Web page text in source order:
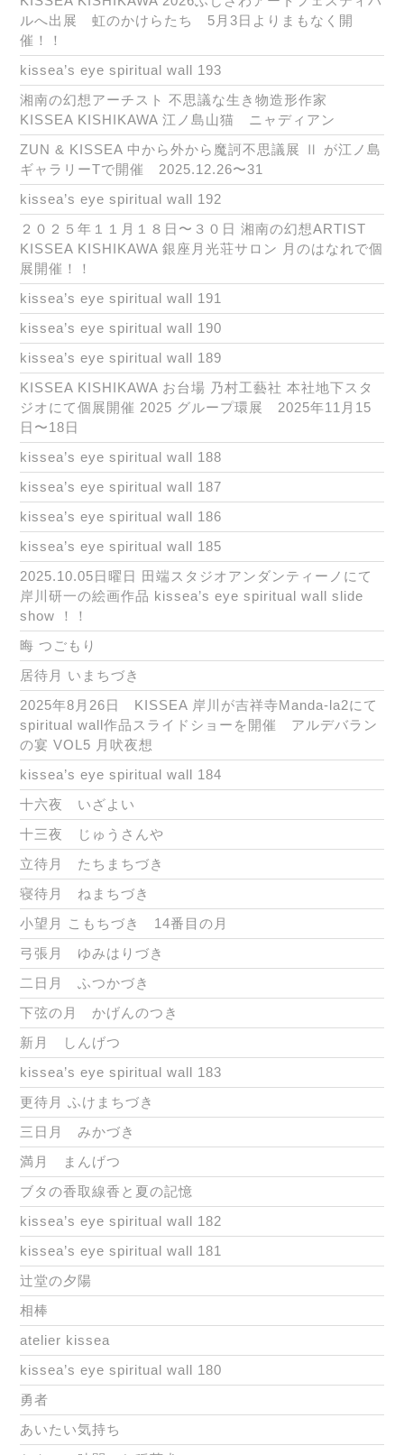
ルへ出展 虹のかけらたち 5月3日よりまもなく開
催！！
kissea’s eye spiritual wall 193
湘南の幻想アーチスト 不思議な生き物造形作家
KISSEA KISHIKAWA 江ノ島山猫 ニャディアン
ZUN & KISSEA 中から外から魔訶不思議展 Ⅱ が江ノ島
ギャラリーTで開催 2025.12.26〜31
kissea’s eye spiritual wall 192
２０２５年１１月１８日〜３０日 湘南の幻想ARTIST
KISSEA KISHIKAWA 銀座月光荘サロン 月のはなれで個
展開催！！
kissea’s eye spiritual wall 191
kissea’s eye spiritual wall 190
kissea’s eye spiritual wall 189
KISSEA KISHIKAWA お台場 乃村工藝社 本社地下スタ
ジオにて個展開催 2025 グループ環展 2025年11月15
日〜18日
kissea’s eye spiritual wall 188
kissea’s eye spiritual wall 187
kissea’s eye spiritual wall 186
kissea’s eye spiritual wall 185
2025.10.05日曜日 田端スタジオアンダンティーノにて
岸川研一の絵画作品 kissea’s eye spiritual wall slide
show ！！
晦 つごもり
居待月 いまちづき
2025年8月26日 KISSEA 岸川が吉祥寺Manda-la2にて
spiritual wall作品スライドショーを開催 アルデバラン
の宴 VOL5 月吠夜想
kissea’s eye spiritual wall 184
十六夜 いざよい
十三夜 じゅうさんや
立待月 たちまちづき
寝待月 ねまちづき
小望月 こもちづき 14番目の月
弓張月 ゆみはりづき
二日月 ふつかづき
下弦の月 かげんのつき
新月 しんげつ
kissea’s eye spiritual wall 183
更待月 ふけまちづき
三日月 みかづき
満月 まんげつ
ブタの香取線香と夏の記憶
kissea’s eye spiritual wall 182
kissea’s eye spiritual wall 181
辻堂の夕陽
相棒
atelier kissea
kissea’s eye spiritual wall 180
勇者
あいたい気持ち